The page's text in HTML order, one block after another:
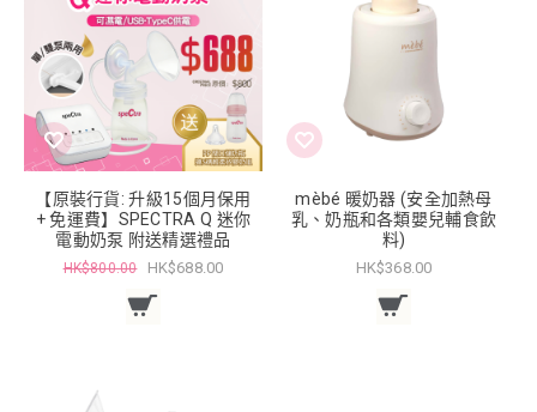
【原裝行貨: 升級15個月保用
+ 免運費】SPECTRA Q 迷你
電動奶泵 附送精選禮品
HK$800.00 HK$688.00
mèbé 暖奶器 (安全加熱母
乳、奶瓶和各類嬰兒輔食飲
料)
HK$368.00